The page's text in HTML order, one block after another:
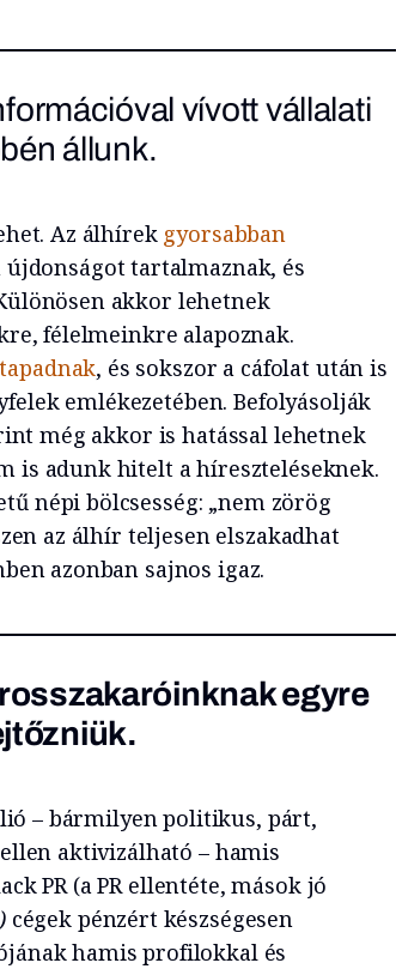
vívott vállalati
állunk.
Az álhírek gyorsabban
tartalmaznak, és
akkor lehetnek
félelmeinkre alapoznak.
, és sokszor a cáfolat után is
emlékezetében. Befolyásolják
még akkor is hatással lehetnek
is adunk hitelt a híreszteléseknek.
népi bölcsesség: „nem zörög
az álhír teljesen elszakadhat
azonban sajnos igaz.
egyre
– bármilyen politikus, párt,
aktivizálható – hamis
PR (a PR ellentéte, mások jó
cégek pénzért készségesen
hamis profilokkal és